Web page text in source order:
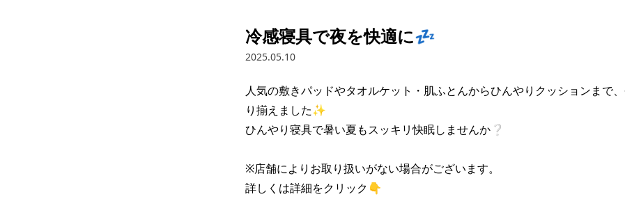
冷感寝具で夜を快適に💤
2025.05.10
人気の敷きパッドやタオルケット・肌ふとんからひんやりクッションまで
り揃えました✨
ひんやり寝具で暑い夏もスッキリ快眠しませんか❔
※店舗によりお取り扱いがない場合がございます。
詳しくは詳細をクリック👇